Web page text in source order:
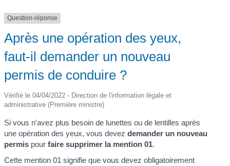
Question-réponse
Après une opération des yeux,
faut-il demander un nouveau
permis de conduire ?
Vérifié le 04/04/2022 - Direction de l'information légale et
administrative (Première ministre)
Si vous n'avez plus besoin de lunettes ou de lentilles après
une opération des yeux, vous devezdemander un nouveau
permis pourfaire supprimer la mention 01.
Cette mention 01 signifie que vous devez obligatoirement